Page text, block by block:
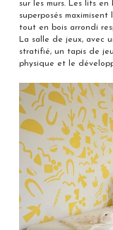
sur les murs. Les lits
superposés
tout en bois arrondi
La salle de jeux, avec
stratifié, un tapis de
physique et le